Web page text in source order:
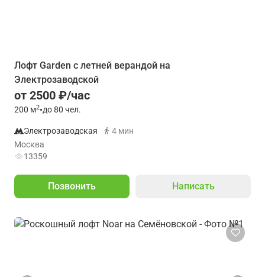
Лофт Garden с летней верандой на
Электрозаводской
от 2500 ₽/час
200 м2•до 80 чел.
Электрозаводская
4 мин
Москва
13359
Позвонить Написать